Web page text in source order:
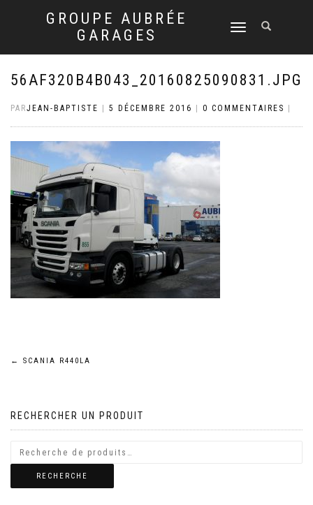
GROUPE AUBRÉE
GARAGES
DÉPLIER
NAVIGATION
56AF320B4B043_20160825090831.JPG
PARJEAN-BAPTISTE 5 DÉCEMBRE 2016 0 COMMENTAIRES
Navigation
l’article
← SCANIA R440LA
RECHERCHER UN PRODUIT
RECHERCHE